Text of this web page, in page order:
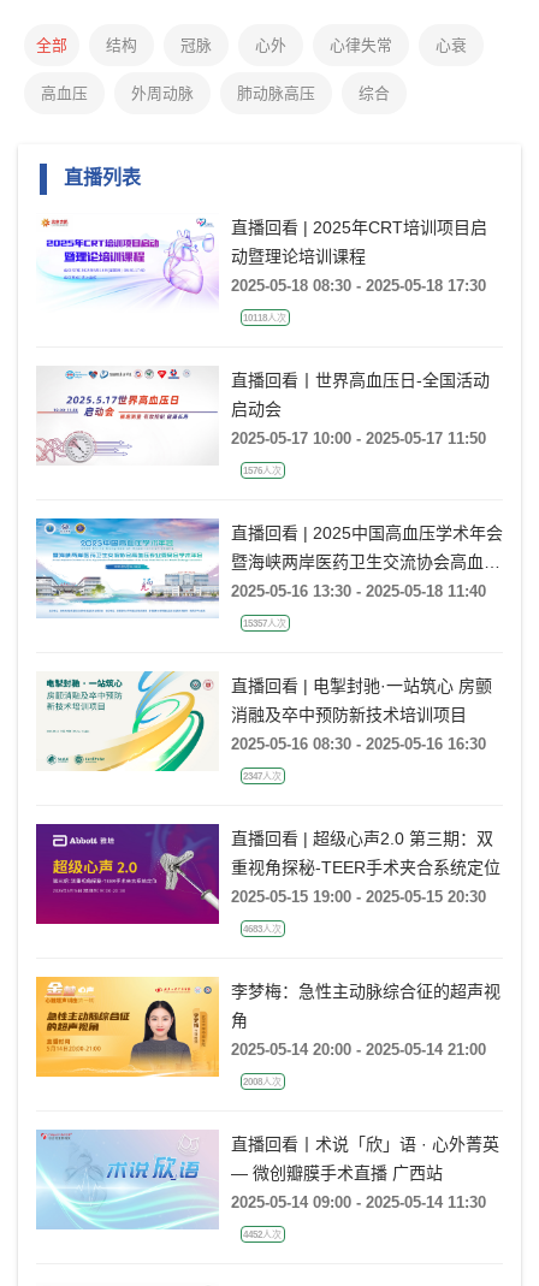
全部 结构 冠脉 心外 心律失常 心衰
高血压 外周动脉 肺动脉高压 综合
直播列表
直播回看 | 2025年CRT培训项目启
动暨理论培训课程
2025-05-18 08:30 - 2025-05-18 17:30
10118人次
直播回看丨世界高血压日-全国活动
启动会
2025-05-17 10:00 - 2025-05-17 11:50
1576人次
直播回看 | 2025中国高血压学术年会
暨海峡两岸医药卫生交流协会高血压
专业委员会学术年会
2025-05-16 13:30 - 2025-05-18 11:40
15357人次
直播回看 | 电掣封驰·一站筑心 房颤
消融及卒中预防新技术培训项目
2025-05-16 08:30 - 2025-05-16 16:30
2347人次
直播回看 | 超级心声2.0 第三期：双
重视角探秘-TEER手术夹合系统定位
2025-05-15 19:00 - 2025-05-15 20:30
4683人次
李梦梅：急性主动脉综合征的超声视
角
2025-05-14 20:00 - 2025-05-14 21:00
2008人次
直播回看丨术说「欣」语 · 心外菁英
— 微创瓣膜手术直播 广西站
2025-05-14 09:00 - 2025-05-14 11:30
4452人次